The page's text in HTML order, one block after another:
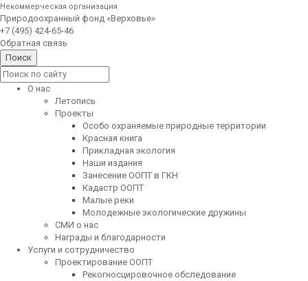
Некоммерческая организация
Природоохранный фонд «Верховье»
+7 (495) 424-65-46
Обратная связь
О нас
Летопись
Проекты
Особо охраняемые природные территории
Красная книга
Прикладная экология
Наши издания
Занесение ООПТ в ГКН
Кадастр ООПТ
Малые реки
Молодежные экологические дружины
СМИ о нас
Награды и благодарности
Услуги и сотрудничество
Проектирование ООПТ
Рекогносцировочное обследование